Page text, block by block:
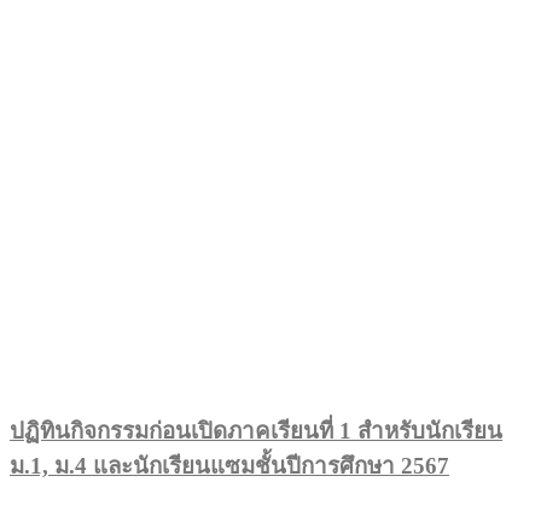
ปฏิทินกิจกรรมก่อนเปิดภาคเรียนที่ 1 สำหรับนักเรียน
ม.1, ม.4 และนักเรียนแซมชั้นปีการศึกษา 2567